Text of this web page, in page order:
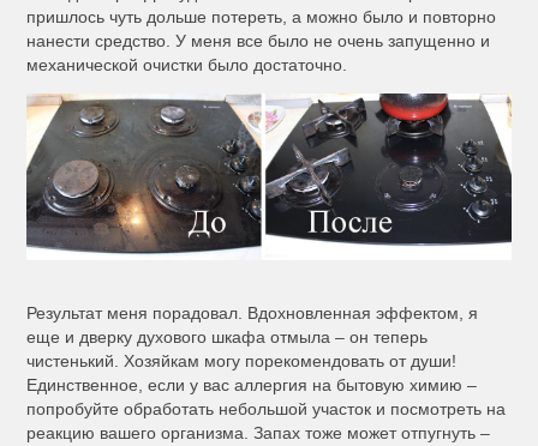
пришлось чуть дольше потереть, а можно было и повторно
нанести средство. У меня все было не очень запущенно и
механической очистки было достаточно.
Результат меня порадовал. Вдохновленная эффектом, я
еще и дверку духового шкафа отмыла – он теперь
чистенький. Хозяйкам могу порекомендовать от души!
Единственное, если у вас аллергия на бытовую химию –
попробуйте обработать небольшой участок и посмотреть на
реакцию вашего организма. Запах тоже может отпугнуть –